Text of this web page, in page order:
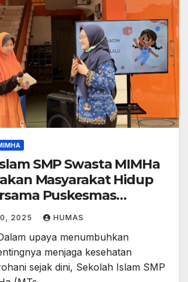
SMP Swasta MIMHa
Masyarakat Hidup
Puskesmas
2025 HUMAS
upaya menumbuhkan
menjaga kesehatan
sejak dini, Sekolah Islam SMP